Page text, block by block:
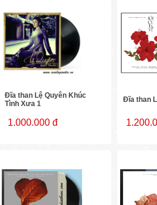
Đĩa than Lệ Quyên Khúc
Tình Xưa 1
1.000.000 đ
Đĩa than